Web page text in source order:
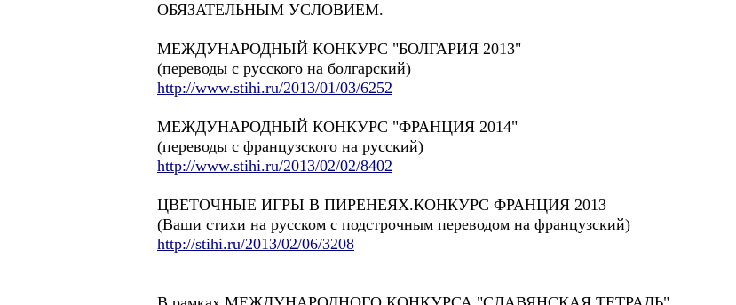
ОБЯЗАТЕЛЬНЫМ УСЛОВИЕМ.
МЕЖДУНАРОДНЫЙ КОНКУРС "БОЛГАРИЯ 2013"
(переводы с русского на болгарский)
http://www.stihi.ru/2013/01/03/6252
МЕЖДУНАРОДНЫЙ КОНКУРС "ФРАНЦИЯ 2014"
(переводы с французского на русский)
http://www.stihi.ru/2013/02/02/8402
ЦВЕТОЧНЫЕ ИГРЫ В ПИРЕНЕЯХ.КОНКУРС ФРАНЦИЯ 2013
(Ваши стихи на русском с подстрочным переводом на французский)
http://stihi.ru/2013/02/06/3208